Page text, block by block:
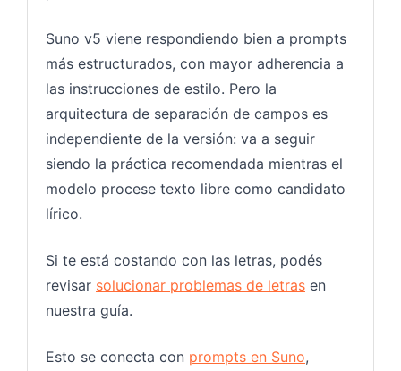
Suno v5 viene respondiendo bien a prompts
más estructurados, con mayor adherencia a
las instrucciones de estilo. Pero la
arquitectura de separación de campos es
independiente de la versión: va a seguir
siendo la práctica recomendada mientras el
modelo procese texto libre como candidato
lírico.
Si te está costando con las letras, podés
revisar solucionar problemas de letras en
nuestra guía.
Esto se conecta con prompts en Suno,